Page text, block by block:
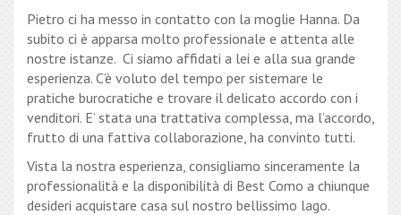
Pietro ci ha messo in contatto con la moglie Hanna. Da
subito ci è apparsa molto professionale e attenta alle
nostre istanze. Ci siamo affidati a lei e alla sua grande
esperienza. C’è voluto del tempo per sistemare le
pratiche burocratiche e trovare il delicato accordo con i
venditori. E’ stata una trattativa complessa, ma l’accordo,
frutto di una fattiva collaborazione, ha convinto tutti.
Vista la nostra esperienza, consigliamo sinceramente la
professionalità e la disponibilità di Best Como a chiunque
desideri acquistare casa sul nostro bellissimo lago.